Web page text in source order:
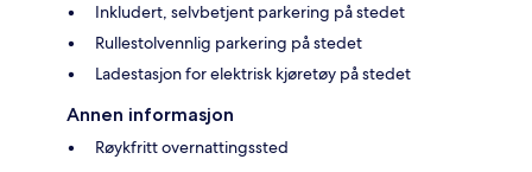
Inkludert, selvbetjent parkering på stedet
Rullestolvennlig parkering på stedet
Ladestasjon for elektrisk kjøretøy på stedet
Annen informasjon
Røykfritt overnattingssted